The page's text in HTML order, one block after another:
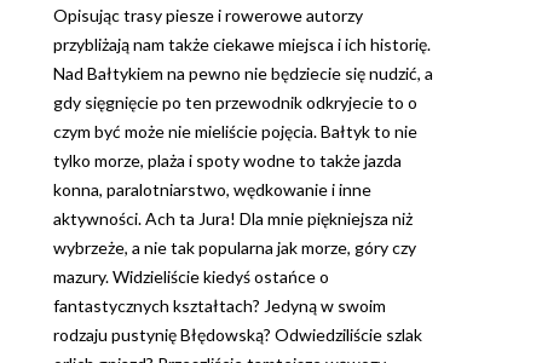
Opisując trasy piesze i rowerowe autorzy
przybliżają nam także ciekawe miejsca i ich historię.
Nad Bałtykiem na pewno nie będziecie się nudzić, a
gdy sięgnięcie po ten przewodnik odkryjecie to o
czym być może nie mieliście pojęcia. Bałtyk to nie
tylko morze, plaża i spoty wodne to także jazda
konna, paralotniarstwo, wędkowanie i inne
aktywności. Ach ta Jura! Dla mnie piękniejsza niż
wybrzeże, a nie tak popularna jak morze, góry czy
mazury. Widzieliście kiedyś ostańce o
fantastycznych kształtach? Jedyną w swoim
rodzaju pustynię Błędowską? Odwiedziliście szlak